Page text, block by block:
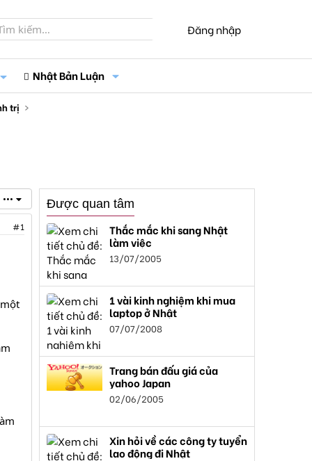
Đăng nhập
Nhật Bản Luận
trị
•••
#1
Được quan tâm
Thắc mắc khi sang Nhật
làm việc
13/07/2005
1 vài kinh nghiệm khi mua
laptop ở Nhật
07/07/2008
Trang bán đấu giá của
yahoo Japan
02/06/2005
Xin hỏi về các công ty tuyển
lao động đi Nhật